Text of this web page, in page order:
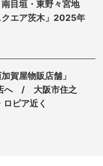
目垣・東野々宮地
クエア茨木」2025年
賀屋物販店舗」
へ / 大阪市住之
ピア近く